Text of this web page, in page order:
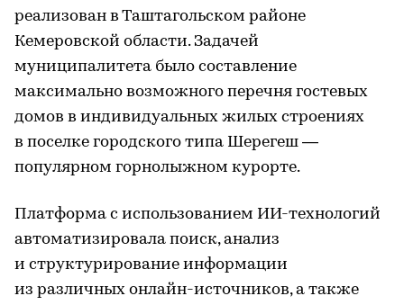
реализован в Таштагольском районе
Кемеровской области. Задачей
муниципалитета было составление
максимально возможного перечня гостевых
домов в индивидуальных жилых строениях
в поселке городского типа Шерегеш —
популярном горнолыжном курорте.
Платформа с использованием ИИ-технологий
автоматизировала поиск, анализ
и структурирование информации
из различных онлайн-источников, а также